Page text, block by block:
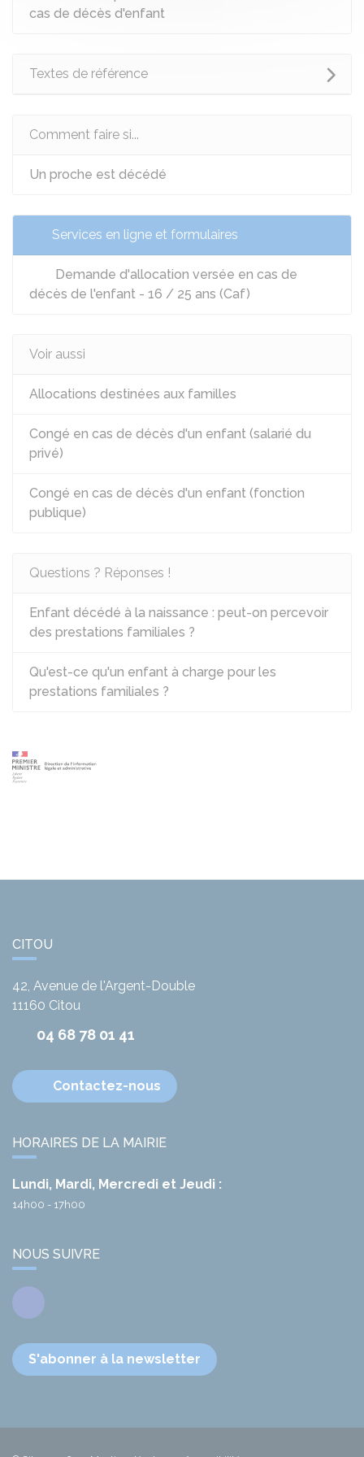
cas de décès d'enfant
Textes de référence
Comment faire si...
Un proche est décédé
Services en ligne et formulaires
Demande d'allocation versée en cas de
décès de l'enfant - 16 / 25 ans (Caf)
Voir aussi
Allocations destinées aux familles
Congé en cas de décès d'un enfant (salarié du
privé)
Congé en cas de décès d'un enfant (fonction
publique)
Questions ? Réponses !
Enfant décédé à la naissance : peut-on percevoir
des prestations familiales ?
Qu'est-ce qu'un enfant à charge pour les
prestations familiales ?
CITOU
42, Avenue de l'Argent-Double
11160 Citou
04 68 78 01 41
Contactez-nous
HORAIRES DE LA MAIRIE
Lundi, Mardi, Mercredi et Jeudi :
14h00 - 17h00
NOUS SUIVRE
Facebook
S'abonner à la newsletter